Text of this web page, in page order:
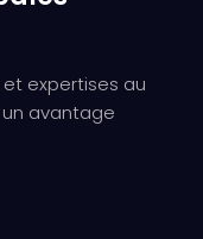
expertises au
avantage